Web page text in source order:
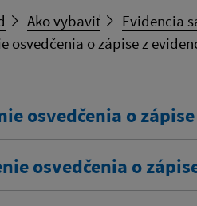
Ako vybaviť
Evidencia
osvedčenia o zápise z
osvedčenia o
osvedčenia o